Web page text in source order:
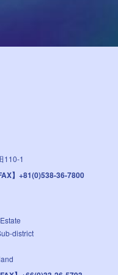
110-1
】+81(0)538-36-7800
district